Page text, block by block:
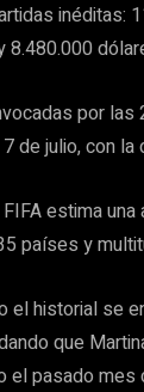
inéditas:
8.480.000
por
de julio, con
estima
países y
el historial se
que
el pasado